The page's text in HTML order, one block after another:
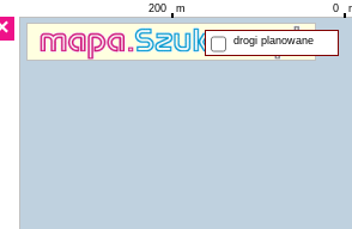
drogi planowane
0
200 m